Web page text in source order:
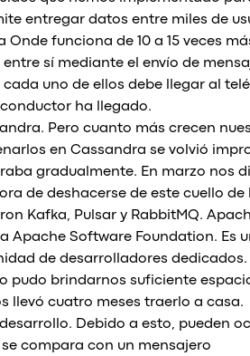
entregar datos entre miles de
funciona de 10 a 15 veces
sí mediante el envío de
uno de ellos debe llegar al
ha llegado.
Pero cuanto más crecen
en Cassandra se volvió
gradualmente. En marzo nos
de deshacerse de este cuello de
Kafka, Pulsar y RabbitMQ.
Apache Software Foundation. Es
de desarrolladores dedicados.
pudo brindarnos suficiente
llevó cuatro meses traerlo a casa.
Debido a esto, pueden
compara con un mensajero